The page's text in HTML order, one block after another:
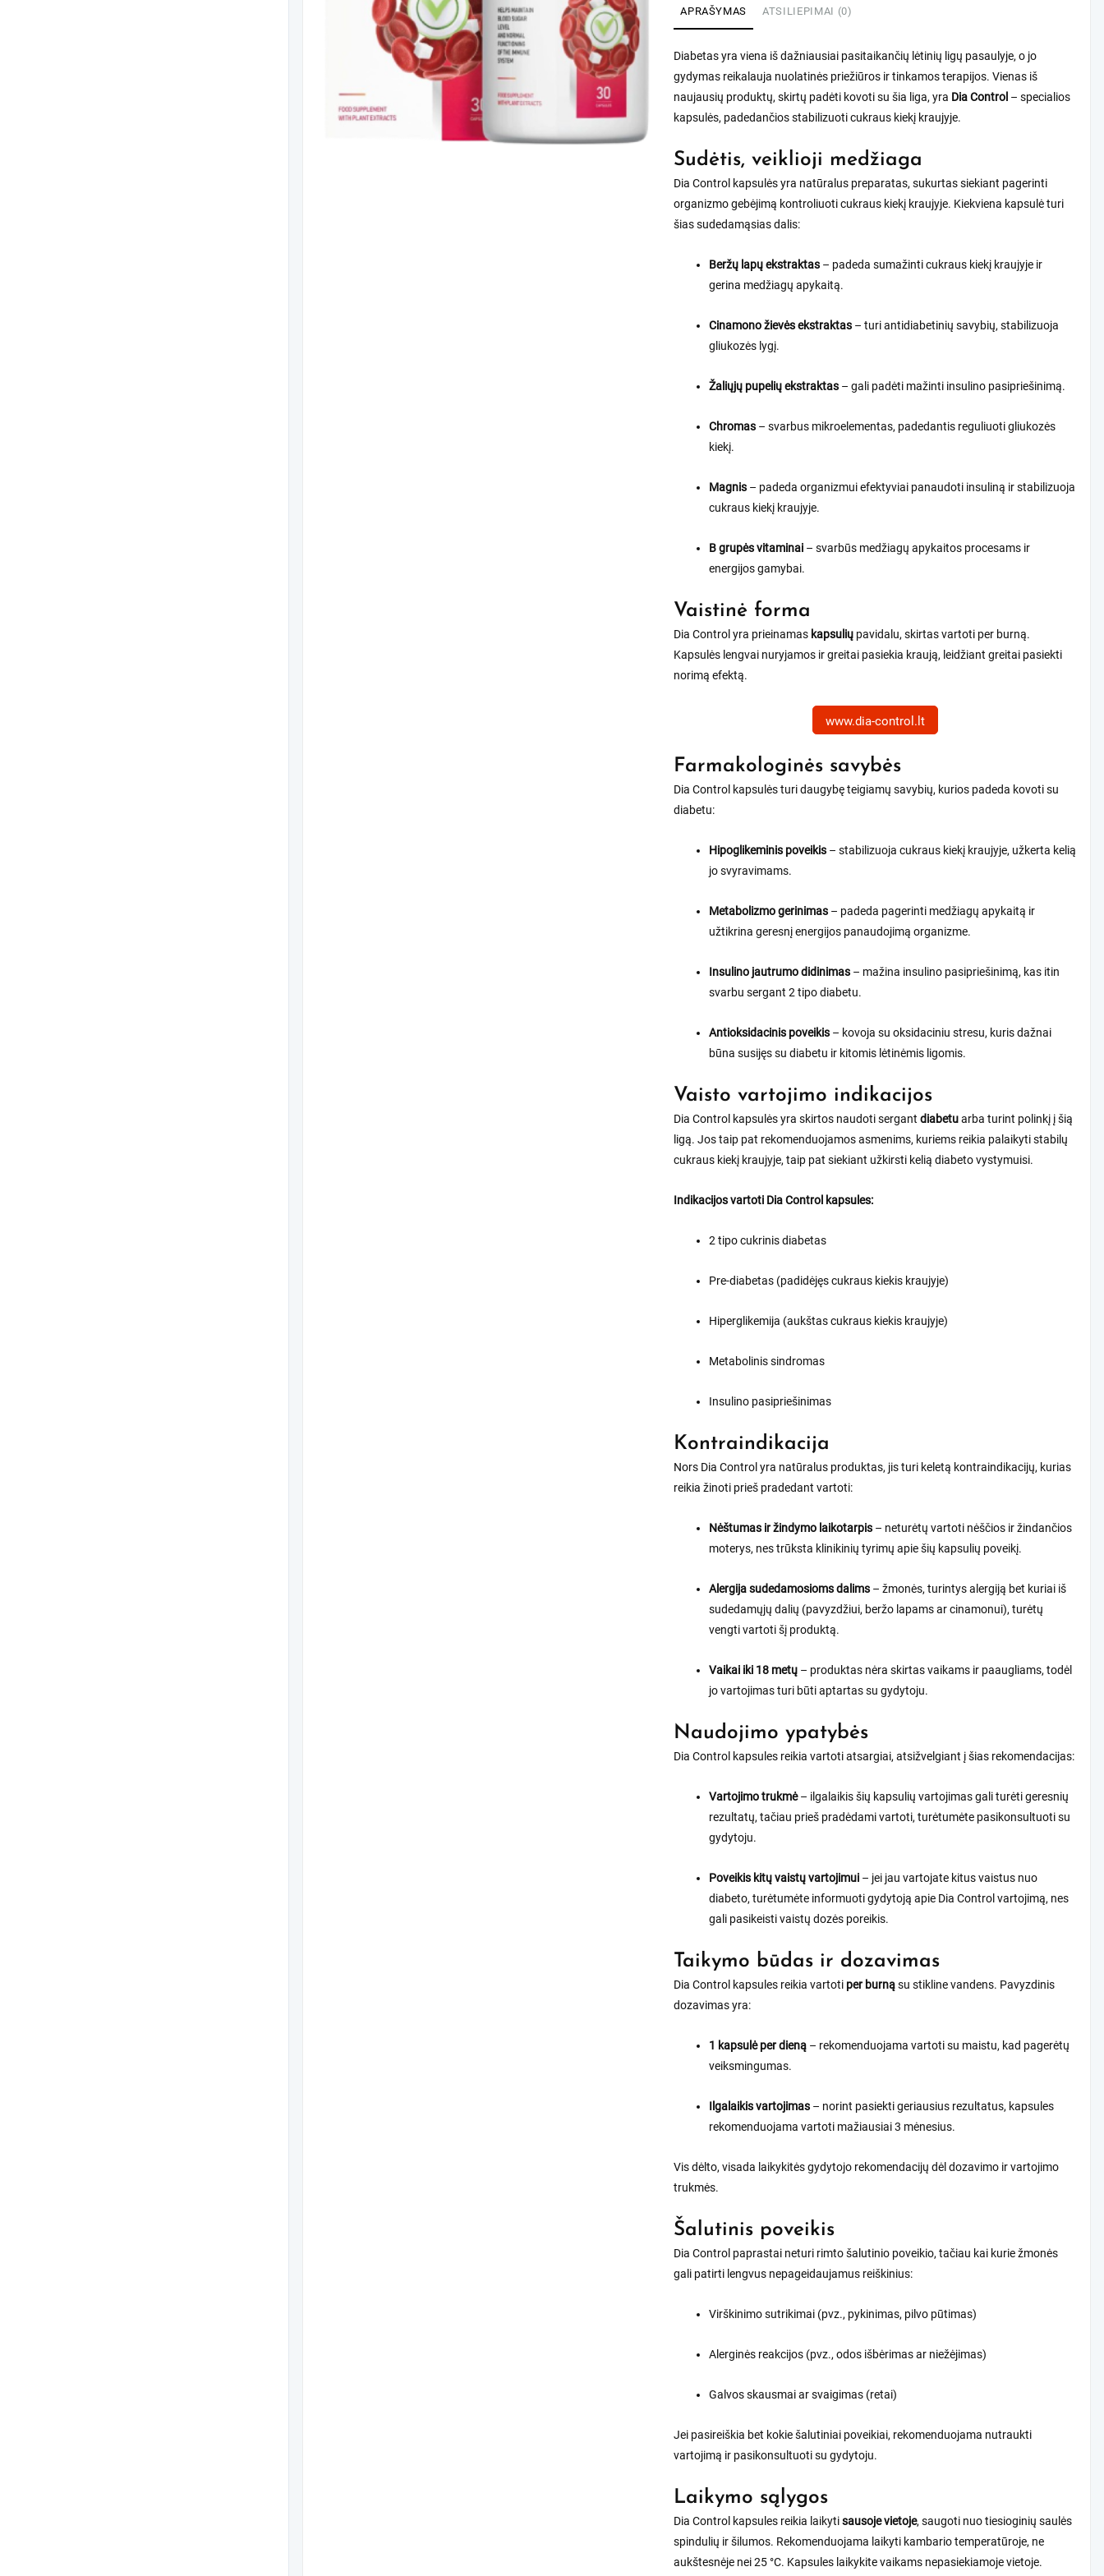
APRAŠYMAS ATSILIEPIMAI (0)
Diabetas yra viena iš dažniausiai pasitaikančių lėtinių ligų pasaulyje, o jo
gydymas reikalauja nuolatinės priežiūros ir tinkamos terapijos. Vienas iš
naujausių produktų, skirtų padėti kovoti su šia liga, yra Dia Control – specialios
kapsulės, padedančios stabilizuoti cukraus kiekį kraujyje.
Sudėtis, veiklioji medžiaga
Dia Control kapsulės yra natūralus preparatas, sukurtas siekiant pagerinti
organizmo gebėjimą kontroliuoti cukraus kiekį kraujyje. Kiekviena kapsulė turi
šias sudedamąsias dalis:
Beržų lapų ekstraktas – padeda sumažinti cukraus kiekį kraujyje ir
gerina medžiagų apykaitą.
Cinamono žievės ekstraktas – turi antidiabetinių savybių, stabilizuoja
gliukozės lygį.
Žaliųjų pupelių ekstraktas – gali padėti mažinti insulino pasipriešinimą.
Chromas – svarbus mikroelementas, padedantis reguliuoti gliukozės
kiekį.
Magnis – padeda organizmui efektyviai panaudoti insuliną ir stabilizuoja
cukraus kiekį kraujyje.
B grupės vitaminai – svarbūs medžiagų apykaitos procesams ir
energijos gamybai.
Vaistinė forma
Dia Control yra prieinamas kapsulių pavidalu, skirtas vartoti per burną.
Kapsulės lengvai nuryjamos ir greitai pasiekia kraują, leidžiant greitai pasiekti
norimą efektą.
www.dia-control.lt
Farmakologinės savybės
Dia Control kapsulės turi daugybę teigiamų savybių, kurios padeda kovoti su
diabetu:
Hipoglikeminis poveikis – stabilizuoja cukraus kiekį kraujyje, užkerta kelią
jo svyravimams.
Metabolizmo gerinimas – padeda pagerinti medžiagų apykaitą ir
užtikrina geresnį energijos panaudojimą organizme.
Insulino jautrumo didinimas – mažina insulino pasipriešinimą, kas itin
svarbu sergant 2 tipo diabetu.
Antioksidacinis poveikis – kovoja su oksidaciniu stresu, kuris dažnai
būna susijęs su diabetu ir kitomis lėtinėmis ligomis.
Vaisto vartojimo indikacijos
Dia Control kapsulės yra skirtos naudoti sergantdiabetuarba turint polinkį į šią
ligą. Jos taip pat rekomenduojamos asmenims, kuriems reikia palaikyti stabilų
cukraus kiekį kraujyje, taip pat siekiant užkirsti kelią diabeto vystymuisi.
Indikacijos vartoti Dia Control kapsules:
2 tipo cukrinis diabetas
Pre-diabetas (padidėjęs cukraus kiekis kraujyje)
Hiperglikemija (aukštas cukraus kiekis kraujyje)
Metabolinis sindromas
Insulino pasipriešinimas
Kontraindikacija
Nors Dia Control yra natūralus produktas, jis turi keletą kontraindikacijų, kurias
reikia žinoti prieš pradedant vartoti:
Nėštumas ir žindymo laikotarpis – neturėtų vartoti nėščios ir žindančios
moterys, nes trūksta klinikinių tyrimų apie šių kapsulių poveikį.
Alergija sudedamosioms dalims – žmonės, turintys alergiją bet kuriai iš
sudedamųjų dalių (pavyzdžiui, beržo lapams ar cinamonui), turėtų
vengti vartoti šį produktą.
Vaikai iki 18 metų – produktas nėra skirtas vaikams ir paaugliams, todėl
jo vartojimas turi būti aptartas su gydytoju.
Naudojimo ypatybės
Dia Control kapsules reikia vartoti atsargiai, atsižvelgiant į šias rekomendacijas:
Vartojimo trukmė– ilgalaikis šių kapsulių vartojimas gali turėti geresnių
rezultatų, tačiau prieš pradėdami vartoti, turėtumėte pasikonsultuoti su
gydytoju.
Poveikis kitų vaistų vartojimui – jei jau vartojate kitus vaistus nuo
diabeto, turėtumėte informuoti gydytoją apie Dia Control vartojimą, nes
gali pasikeisti vaistų dozės poreikis.
Taikymo būdas ir dozavimas
Dia Control kapsules reikia vartoti per burnąsu stikline vandens. Pavyzdinis
dozavimas yra:
1 kapsulė per dieną – rekomenduojama vartoti su maistu, kad pagerėtų
veiksmingumas.
Ilgalaikis vartojimas – norint pasiekti geriausius rezultatus, kapsules
rekomenduojama vartoti mažiausiai 3 mėnesius.
Vis dėlto, visada laikykitės gydytojo rekomendacijų dėl dozavimo ir vartojimo
trukmės.
Šalutinis poveikis
Dia Control paprastai neturi rimto šalutinio poveikio, tačiau kai kurie žmonės
gali patirti lengvus nepageidaujamus reiškinius:
Virškinimo sutrikimai (pvz., pykinimas, pilvo pūtimas)
Alerginės reakcijos (pvz., odos išbėrimas ar niežėjimas)
Galvos skausmai ar svaigimas (retai)
Jei pasireiškia bet kokie šalutiniai poveikiai, rekomenduojama nutraukti
vartojimą ir pasikonsultuoti su gydytoju.
Laikymo sąlygos
Dia Control kapsules reikia laikytisausoje vietoje, saugoti nuo tiesioginių saulės
spindulių ir šilumos. Rekomenduojama laikyti kambario temperatūroje, ne
aukštesnėje nei 25 °C. Kapsules laikykite vaikams nepasiekiamoje vietoje.